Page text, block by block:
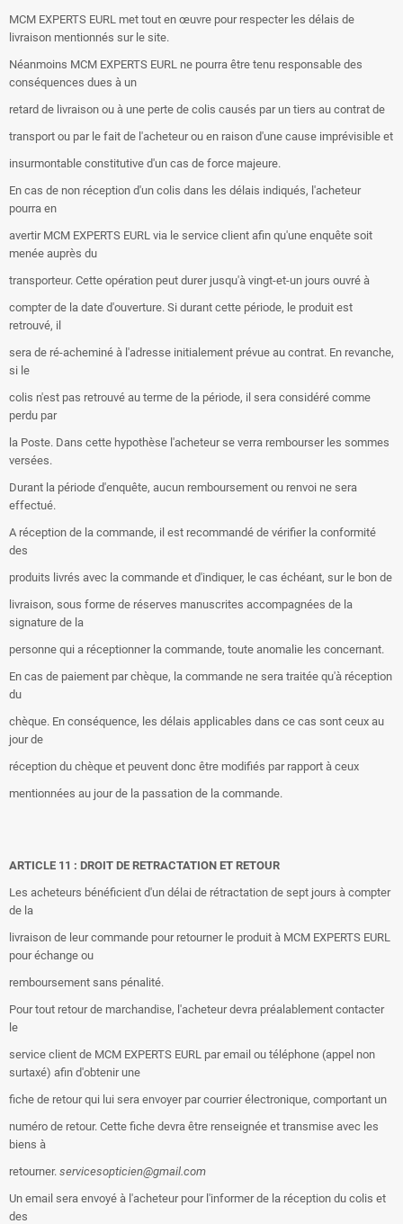
MCM EXPERTS EURL met tout en œuvre pour respecter les délais de
livraison mentionnés sur le site.
Néanmoins MCM EXPERTS EURL ne pourra être tenu responsable des
conséquences dues à un
retard de livraison ou à une perte de colis causés par un tiers au contrat de
transport ou par le fait de l'acheteur ou en raison d'une cause imprévisible et
insurmontable constitutive d'un cas de force majeure.
En cas de non réception d'un colis dans les délais indiqués, l'acheteur
pourra en
avertir MCM EXPERTS EURL via le service client afin qu'une enquête soit
menée auprès du
transporteur. Cette opération peut durer jusqu'à vingt-et-un jours ouvré à
compter de la date d'ouverture. Si durant cette période, le produit est
retrouvé, il
sera de ré-acheminé à l'adresse initialement prévue au contrat. En revanche,
si le
colis n'est pas retrouvé au terme de la période, il sera considéré comme
perdu par
la Poste. Dans cette hypothèse l'acheteur se verra rembourser les sommes
versées.
Durant la période d'enquête, aucun remboursement ou renvoi ne sera
effectué.
A réception de la commande, il est recommandé de vérifier la conformité
des
produits livrés avec la commande et d'indiquer, le cas échéant, sur le bon de
livraison, sous forme de réserves manuscrites accompagnées de la
signature de la
personne qui a réceptionner la commande, toute anomalie les concernant.
En cas de paiement par chèque, la commande ne sera traitée qu'à réception
du
chèque. En conséquence, les délais applicables dans ce cas sont ceux au
jour de
réception du chèque et peuvent donc être modifiés par rapport à ceux
mentionnées au jour de la passation de la commande.
ARTICLE 11 : DROIT DE RETRACTATION ET RETOUR
Les acheteurs bénéficient d'un délai de rétractation de sept jours à compter
de la
livraison de leur commande pour retourner le produit à MCM EXPERTS EURL
pour échange ou
remboursement sans pénalité.
Pour tout retour de marchandise, l'acheteur devra préalablement contacter
le
service client de MCM EXPERTS EURL par email ou téléphone (appel non
surtaxé) afin d'obtenir une
fiche de retour qui lui sera envoyer par courrier électronique, comportant un
numéro de retour. Cette fiche devra être renseignée et transmise avec les
biens à
retourner. servicesopticien@gmail.com
Un email sera envoyé à l'acheteur pour l'informer de la réception du colis et
des